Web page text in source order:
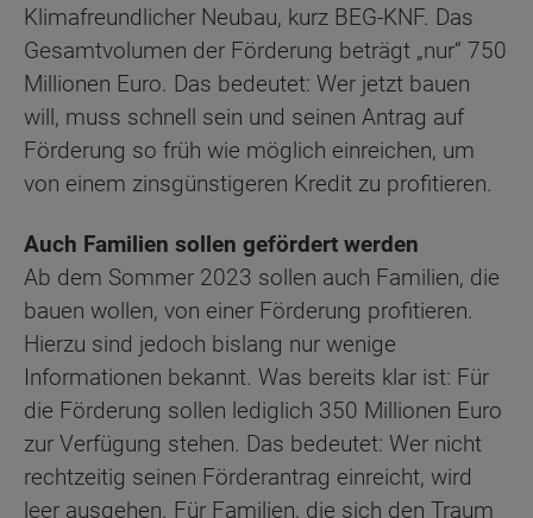
Klimafreundlicher Neubau, kurz BEG-KNF. Das
Gesamtvolumen der Förderung beträgt „nur“ 750
Millionen Euro. Das bedeutet: Wer jetzt bauen
will, muss schnell sein und seinen Antrag auf
Förderung so früh wie möglich einreichen, um
von einem zinsgünstigeren Kredit zu profitieren.
Auch Familien sollen gefördert werden
Ab dem Sommer 2023 sollen auch Familien, die
bauen wollen, von einer Förderung profitieren.
Hierzu sind jedoch bislang nur wenige
Informationen bekannt. Was bereits klar ist: Für
die Förderung sollen lediglich 350 Millionen Euro
zur Verfügung stehen. Das bedeutet: Wer nicht
rechtzeitig seinen Förderantrag einreicht, wird
leer ausgehen. Für Familien, die sich den Traum